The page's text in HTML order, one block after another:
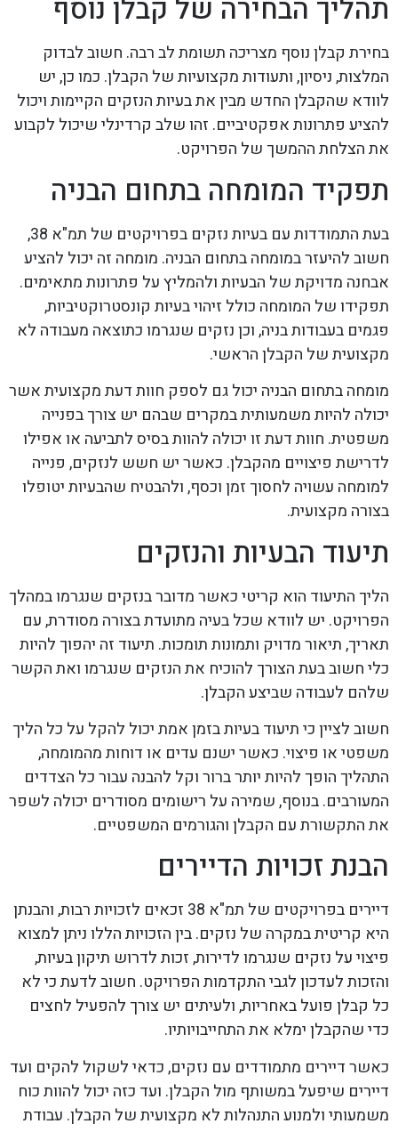
תהליך הבחירה של קבלן נוסף
בחירת קבלן נוסף מצריכה תשומת לב רבה. חשוב לבדוק
המלצות, ניסיון, ותעודות מקצועיות של הקבלן. כמו כן, יש
לוודא שהקבלן החדש מבין את בעיות הנזקים הקיימות ויכול
להציע פתרונות אפקטיביים. זהו שלב קרדינלי שיכול לקבוע
את הצלחת ההמשך של הפרויקט.
תפקיד המומחה בתחום הבניה
בעת התמודדות עם בעיות נזקים בפרויקטים של תמ"א 38,
חשוב להיעזר במומחה בתחום הבניה. מומחה זה יכול להציע
אבחנה מדויקת של הבעיות ולהמליץ על פתרונות מתאימים.
תפקידו של המומחה כולל זיהוי בעיות קונסטרוקטיביות,
פגמים בעבודות בניה, וכן נזקים שנגרמו כתוצאה מעבודה לא
מקצועית של הקבלן הראשי.
מומחה בתחום הבניה יכול גם לספק חוות דעת מקצועית אשר
יכולה להיות משמעותית במקרים שבהם יש צורך בפנייה
משפטית. חוות דעת זו יכולה להוות בסיס לתביעה או אפילו
לדרישת פיצויים מהקבלן. כאשר יש חשש לנזקים, פנייה
למומחה עשויה לחסוך זמן וכסף, ולהבטיח שהבעיות יטופלו
בצורה מקצועית.
תיעוד הבעיות והנזקים
הליך התיעוד הוא קריטי כאשר מדובר בנזקים שנגרמו במהלך
הפרויקט. יש לוודא שכל בעיה מתועדת בצורה מסודרת, עם
תאריך, תיאור מדויק ותמונות תומכות. תיעוד זה יהפוך להיות
כלי חשוב בעת הצורך להוכיח את הנזקים שנגרמו ואת הקשר
שלהם לעבודה שביצע הקבלן.
חשוב לציין כי תיעוד בעיות בזמן אמת יכול להקל על כל הליך
משפטי או פיצוי. כאשר ישנם עדים או דוחות מהמומחה,
התהליך הופך להיות יותר ברור וקל להבנה עבור כל הצדדים
המעורבים. בנוסף, שמירה על רישומים מסודרים יכולה לשפר
את התקשורת עם הקבלן והגורמים המשפטיים.
הבנת זכויות הדיירים
דיירים בפרויקטים של תמ"א 38 זכאים לזכויות רבות, והבנתן
היא קריטית במקרה של נזקים. בין הזכויות הללו ניתן למצוא
פיצוי על נזקים שנגרמו לדירות, זכות לדרוש תיקון בעיות,
והזכות לעדכון לגבי התקדמות הפרויקט. חשוב לדעת כי לא
כל קבלן פועל באחריות, ולעיתים יש צורך להפעיל לחצים
כדי שהקבלן ימלא את התחייבויותיו.
כאשר דיירים מתמודדים עם נזקים, כדאי לשקול להקים ועד
דיירים שיפעל במשותף מול הקבלן. ועד כזה יכול להוות כוח
משמעותי ולמנוע התנהלות לא מקצועית של הקבלן. עבודת